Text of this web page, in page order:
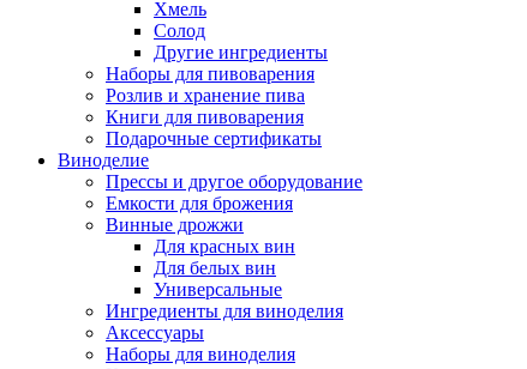
Хмель
Солод
Другие ингредиенты
Наборы для пивоварения
Розлив и хранение пива
Книги для пивоварения
Подарочные сертификаты
Виноделие
Прессы и другое оборудование
Емкости для брожения
Винные дрожжи
Для красных вин
Для белых вин
Универсальные
Ингредиенты для виноделия
Аксессуары
Наборы для виноделия